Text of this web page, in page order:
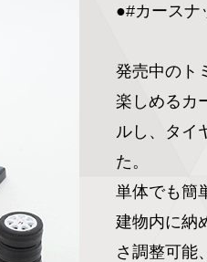
●#カースナ
発売中のト
楽しめるカ
ルし、タイ
た。
単体でも簡
建物内に納
さ調整可能